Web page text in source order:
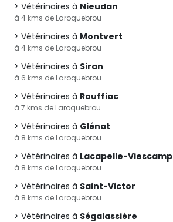
Vétérinaires à Nieudan
à 4 kms de Laroquebrou
Vétérinaires à Montvert
à 4 kms de Laroquebrou
Vétérinaires à Siran
à 6 kms de Laroquebrou
Vétérinaires à Rouffiac
à 7 kms de Laroquebrou
Vétérinaires à Glénat
à 8 kms de Laroquebrou
Vétérinaires à Lacapelle-Viescamp
à 8 kms de Laroquebrou
Vétérinaires à Saint-Victor
à 8 kms de Laroquebrou
Vétérinaires à Ségalassière